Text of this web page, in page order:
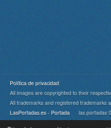
Política de privacidad
All images are copyrighted to their
All trademarks and registered trademarks
LasPortadas.es - Portada las portadas